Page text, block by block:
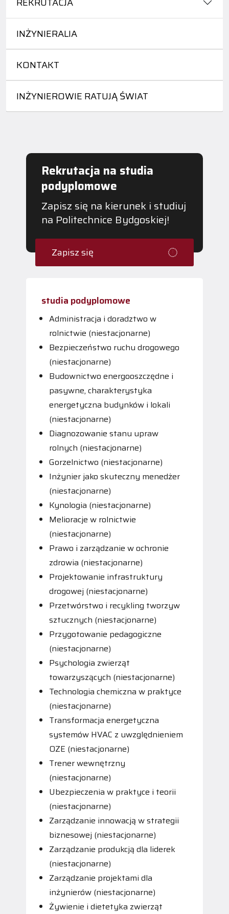
INŻYNIERALIA
KONTAKT
INŻYNIEROWIE RATUJĄ ŚWIAT
Rekrutacja na studia
podyplomowe
Zapisz się na kierunek i studiuj
na Politechnice Bydgoskiej!
Zapisz się
studia podyplomowe
Administracja i doradztwo w
rolnictwie (niestacjonarne)
Bezpieczeństwo ruchu drogowego
(niestacjonarne)
Budownictwo energooszczędne i
pasywne, charakterystyka
energetyczna budynków i lokali
(niestacjonarne)
Diagnozowanie stanu upraw
rolnych (niestacjonarne)
Gorzelnictwo (niestacjonarne)
Inżynier jako skuteczny menedżer
(niestacjonarne)
Kynologia (niestacjonarne)
Melioracje w rolnictwie
(niestacjonarne)
Prawo i zarządzanie w ochronie
zdrowia (niestacjonarne)
Projektowanie infrastruktury
drogowej (niestacjonarne)
Przetwórstwo i recykling tworzyw
sztucznych (niestacjonarne)
Przygotowanie pedagogiczne
(niestacjonarne)
Psychologia zwierząt
towarzyszących (niestacjonarne)
Technologia chemiczna w praktyce
(niestacjonarne)
Transformacja energetyczna
systemów HVAC z uwzględnieniem
OZE (niestacjonarne)
Trener wewnętrzny
(niestacjonarne)
Ubezpieczenia w praktyce i teorii
(niestacjonarne)
Zarządzanie innowacją w strategii
biznesowej (niestacjonarne)
Zarządzanie produkcją dla liderek
(niestacjonarne)
Zarządzanie projektami dla
inżynierów (niestacjonarne)
Żywienie i dietetyka zwierząt